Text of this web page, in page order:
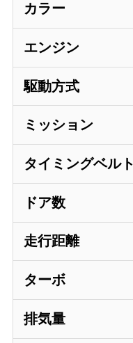
カラー
エンジン
駆動方式
ミッション
タイミングベルト
ドア数
走行距離
ターボ
排気量